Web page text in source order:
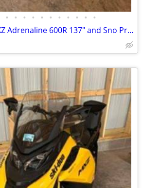
• • • • • • • • • • •
(2) 2025 SkiDoo MXZ Adrenaline 600R 137" and Sno Pro Trailer